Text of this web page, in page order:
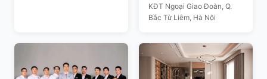
KĐT Ngoại Giao Đoàn, Q.
Bắc Từ Liêm, Hà Nội